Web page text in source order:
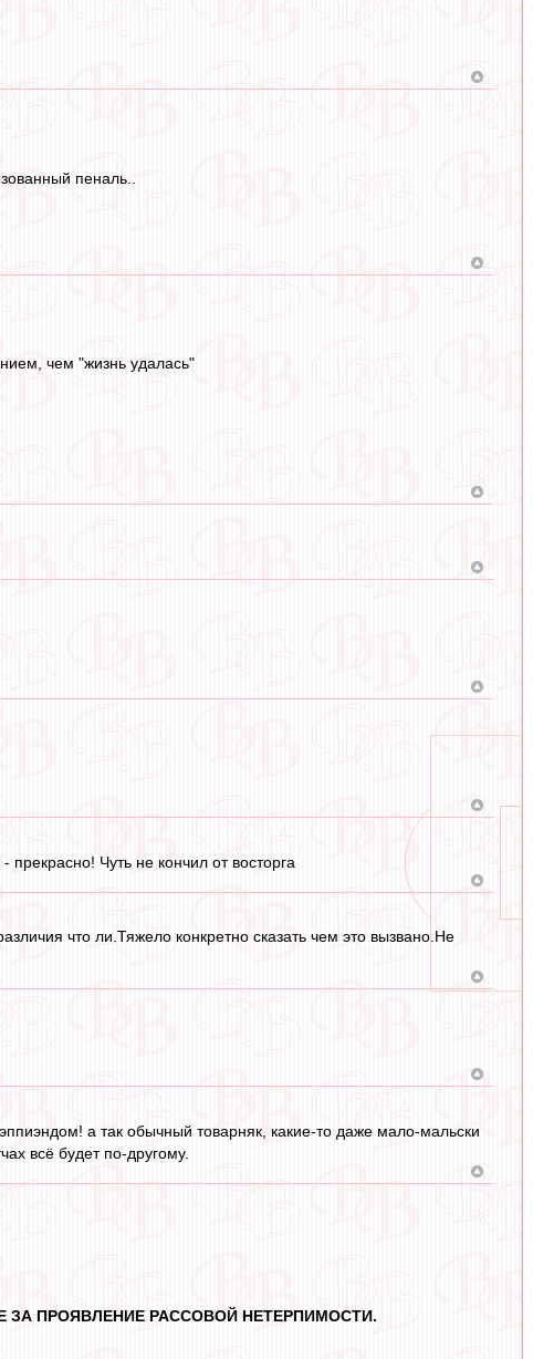
пеналь..
чем "жизнь удалась"
Чуть не кончил от восторга
что ли.Тяжело конкретно сказать чем это вызвано.Не
а так обычный товарняк, какие-то даже мало-мальски
всё будет по-другому.
ЗА ПРОЯВЛЕНИЕ РАССОВОЙ НЕТЕРПИМОСТИ.